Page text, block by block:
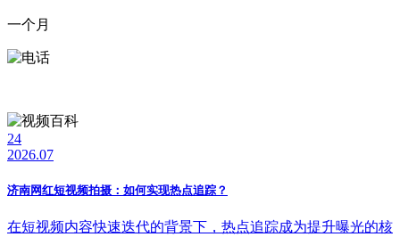
一个月
24
2026.07
济南网红短视频拍摄：如何实现热点追踪？
在短视频内容快速迭代的背景下，热点追踪成为提升曝光的核